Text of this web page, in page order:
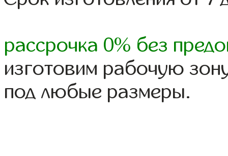
рассрочка 0% без
изготовим рабочую
под любые размеры.